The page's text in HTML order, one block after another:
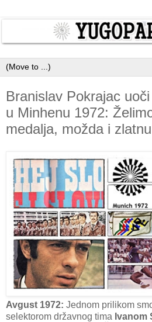
Branislav Pokrajac
u Minhenu 1972:
medalja, možda i zlatnu
Avgust 1972: Jednom prilikom
selektorom državnog tima Ivanom